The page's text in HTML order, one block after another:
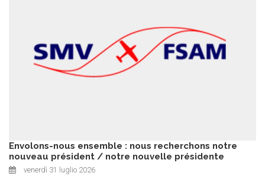
Envolons-nous ensemble : nous recherchons notre
nouveau président / notre nouvelle présidente
venerdì 31 luglio 2026